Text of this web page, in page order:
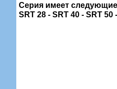
Серия имеет
SRT 28 - SRT 40 - SRT 50